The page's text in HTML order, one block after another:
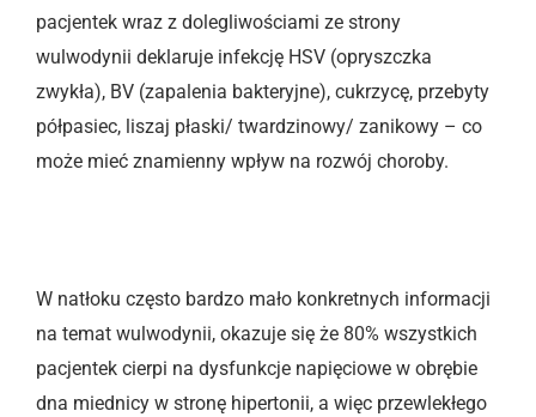
pacjentek wraz z dolegliwościami ze strony
wulwodynii deklaruje infekcję HSV (opryszczka
zwykła), BV (zapalenia bakteryjne), cukrzycę, przebyty
półpasiec, liszaj płaski/ twardzinowy/ zanikowy – co
może mieć znamienny wpływ na rozwój choroby.
W natłoku często bardzo mało konkretnych informacji
na temat wulwodynii, okazuje się że 80% wszystkich
pacjentek cierpi na dysfunkcje napięciowe w obrębie
dna miednicy w stronę hipertonii, a więc przewlekłego